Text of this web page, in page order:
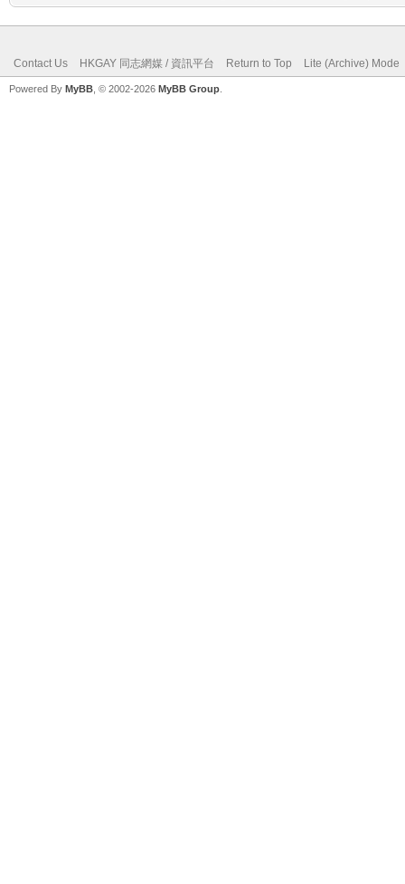
Contact Us HKGAY 同志網媒 / 資訊平台 Return to Top Lite (Archive) Mode
Powered By MyBB , © 2002-2026 MyBB Group